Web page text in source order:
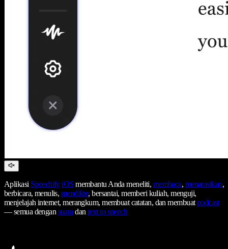
Aplikasi Speechify iOS membantu Anda meneliti, membaca, menarasikan,
berbicara, menulis, mendikte, bersantai, memberi kuliah, menguji,
menjelajah internet, merangkum, membuat catatan, dan membuatpodcast
— semua dengansuaradantext to speech